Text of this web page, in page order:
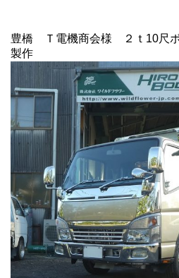
豊橋 Ｔ電機商会様 ２ｔ10尺
製作